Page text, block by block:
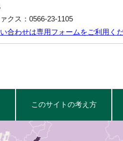
クス：0566-23-1105
合わせは専用フォームをご利用く
このサイトの考え方